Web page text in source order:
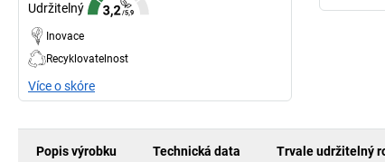
Udržitelný
Inovace
Recyklovatelnost
Více o skóre
Popis výrobku Technická data Trvale udržitelný